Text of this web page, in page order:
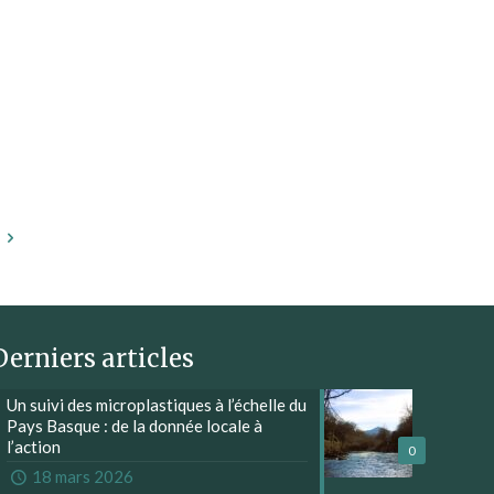
articles
0
Un suivi des microplastiques à l’échelle du
Pays Basque : de la donnée locale à
l’action
18 mars 2026